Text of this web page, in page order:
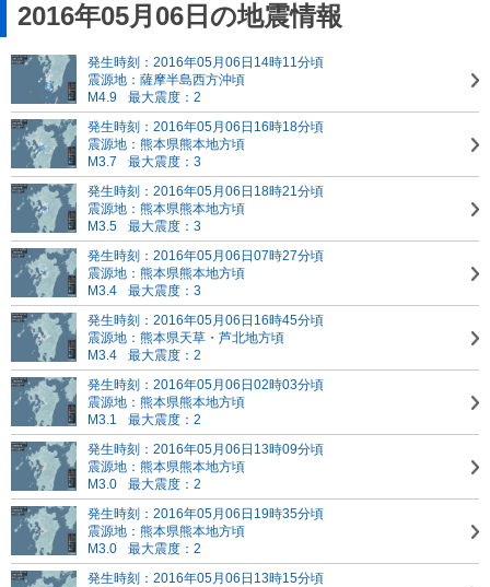
2016年05月06日の地震情報
発生時刻：2016年05月06日14時11分頃
震源地：薩摩半島西方沖頃
M4.9
最大震度：2
発生時刻：2016年05月06日16時18分頃
震源地：熊本県熊本地方頃
M3.7
最大震度：3
発生時刻：2016年05月06日18時21分頃
震源地：熊本県熊本地方頃
M3.5
最大震度：3
発生時刻：2016年05月06日07時27分頃
震源地：熊本県熊本地方頃
M3.4
最大震度：3
発生時刻：2016年05月06日16時45分頃
震源地：熊本県天草・芦北地方頃
M3.4
最大震度：2
発生時刻：2016年05月06日02時03分頃
震源地：熊本県熊本地方頃
M3.1
最大震度：2
発生時刻：2016年05月06日13時09分頃
震源地：熊本県熊本地方頃
M3.0
最大震度：2
発生時刻：2016年05月06日19時35分頃
震源地：熊本県熊本地方頃
M3.0
最大震度：2
発生時刻：2016年05月06日13時15分頃